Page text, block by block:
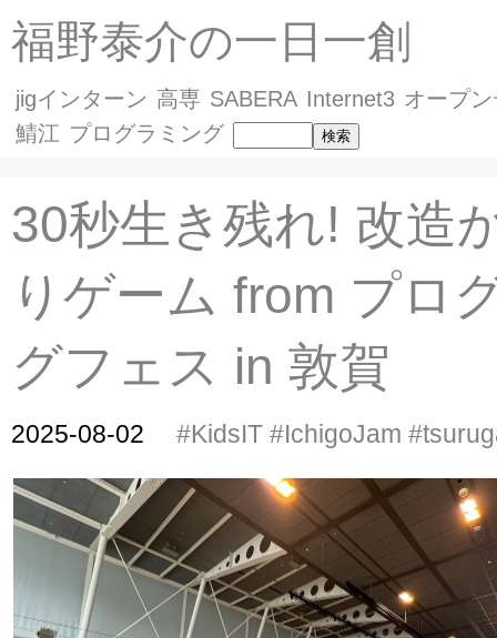
福野泰介の一日一創
jigインターン 高専 SABERA Internet3 オープ
鯖江 プログラミング
30秒生き残れ! 改造
りゲーム from プロ
グフェス in 敦賀
2025-08-02 #KidsIT #IchigoJam